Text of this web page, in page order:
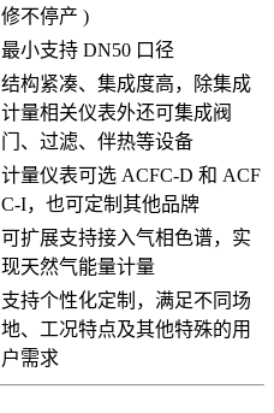
修不停产 )
最小支持 DN50 口径
结构紧凑、集成度高，除集成
计量相关仪表外还可集成阀
门、过滤、伴热等设备
计量仪表可选 ACFC-D 和 ACF
C-I，也可定制其他品牌
可扩展支持接入气相色谱，实
现天然气能量计量
支持个性化定制，满足不同场
地、工况特点及其他特殊的用
户需求